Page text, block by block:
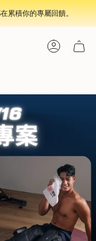
參照KS 官網全攻略
Account